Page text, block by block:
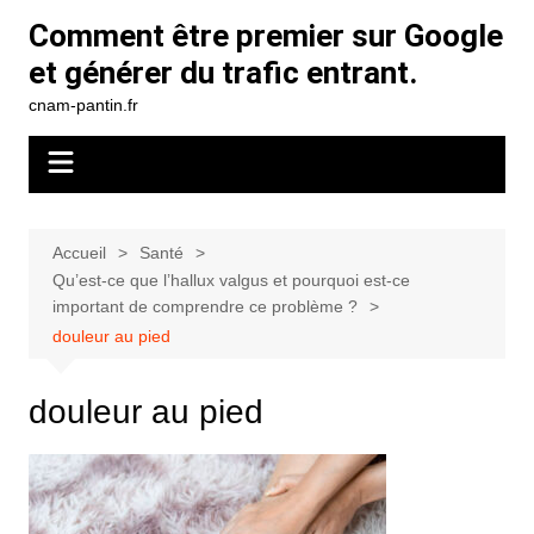
contenu
Comment être premier sur Google
et générer du trafic entrant.
cnam-pantin.fr
Accueil
Santé
Qu’est-ce que l’hallux valgus et pourquoi est-ce
important de comprendre ce problème ?
douleur au pied
douleur au pied